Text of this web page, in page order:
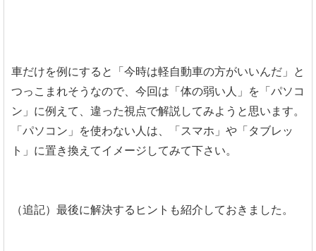
車だけを例にすると「今時は軽自動車の方がいいんだ」と
つっこまれそうなので、今回は「体の弱い人」を「パソコ
ン」に例えて、違った視点で解説してみようと思います。
「パソコン」を使わない人は、「スマホ」や「タブレッ
ト」に置き換えてイメージしてみて下さい。
（追記）最後に解決するヒントも紹介しておきました。